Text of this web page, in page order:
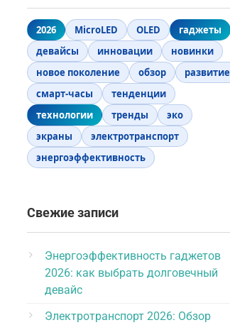
2026 MicroLED OLED
гаджеты
девайсы
инновации
новинки
новое поколение
обзор
развитие
смарт-часы
тенденции
технологии
тренды
эко
экраны
электротранспорт
энергоэффективность
Свежие записи
Энергоэффективность гаджетов
2026: как выбрать долговечный
девайс
Электротранспорт 2026: Обзор